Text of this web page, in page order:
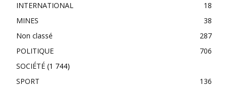
INTERNATIONAL
18
MINES
38
Non classé
287
POLITIQUE
706
SOCIÉTÉ (1 744)
SPORT
136